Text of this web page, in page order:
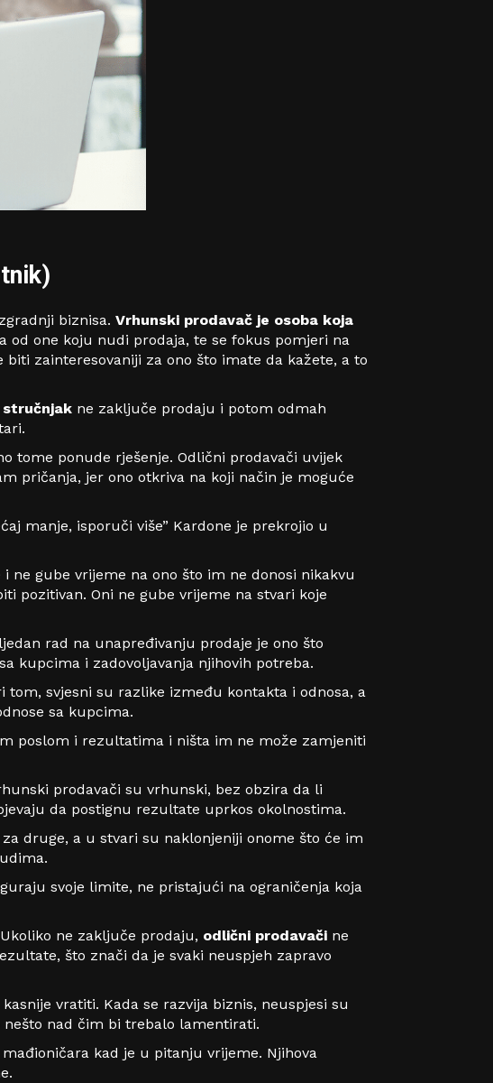
biznisa. Vrhunski prodavač je osoba koja
od one koju nudi prodaja, te se fokus pomjeri na
zainteresovaniji za ono što imate da kažete, a to
stručnjak ne zaključe prodaju i potom odmah
tome ponude rješenje. Odlični prodavači uvijek
pričanja, jer ono otkriva na koji način je moguće
manje, isporuči više” Kardone je prekrojio u
ne gube vrijeme na ono što im ne donosi nikakvu
pozitivan. Oni ne gube vrijeme na stvari koje
rad na unapređivanju prodaje je ono što
kupcima i zadovoljavanja njihovih potreba.
tom, svjesni su razlike između kontakta i odnosa, a
sa kupcima.
poslom i rezultatima i ništa im ne može zamjeniti
prodavači su vrhunski, bez obzira da li
da postignu rezultate uprkos okolnostima.
druge, a u stvari su naklonjeniji onome što će im
svoje limite, ne pristajući na ograničenja koja
ne zaključe prodaju, odlični prodavači ne
što znači da je svaki neuspjeh zapravo
vratiti. Kada se razvija biznis, neuspjesi su
nešto nad čim bi trebalo lamentirati.
kad je u pitanju vrijeme. Njihova